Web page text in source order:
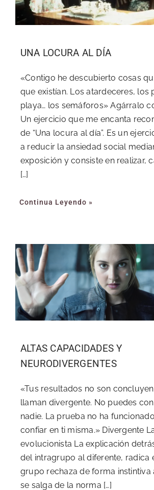
UNA LOCURA AL DÍA
«Contigo he descubierto cosas
que existían. Los atardeceres, los
playa… los semáforos» Agárralo
Un ejercicio que me encanta
de “Una locura al día”. Es un
a reducir la ansiedad social
exposición y consiste en realizar,
[…]
Continua Leyendo »
ALTAS CAPACIDADES Y
NEURODIVERGENTES
«Tus resultados no son
llaman divergente. No puedes
nadie. La prueba no ha
confiar en ti misma.» Divergente
evolucionista La explicación
del intragrupo al diferente, radica
grupo rechaza de forma
se salga de la norma […]